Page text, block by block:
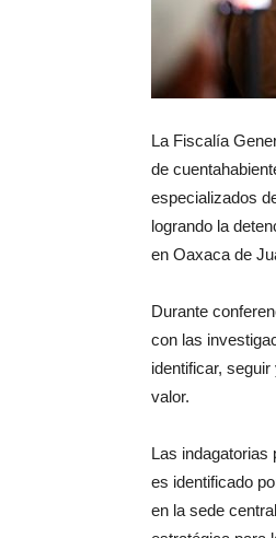
La Fiscalía
de
especializados
logrando la
en Oaxaca de
Durante
con las
identificar,
valor.
Las indagatorias
es identificado
en la sede